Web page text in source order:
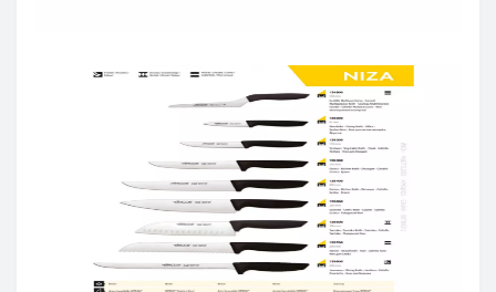
➤ Как ухаживать за кухонными ножами Аркос?
Мойте кухонные ножи сразу после
По возможности мойте ножи для кухни вручную.
После эксплуатации насухо протирайте кухонные
ножи мягкой тканью.
Рекомендуем резать на деревянной или
пластиковой доске.
Храните кухонные ножи в сухом, недоступном для
детей месте.